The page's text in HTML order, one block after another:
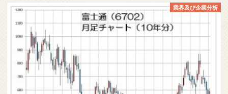
業界及び企業分析